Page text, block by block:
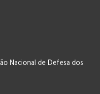
Nacional de Defesa dos